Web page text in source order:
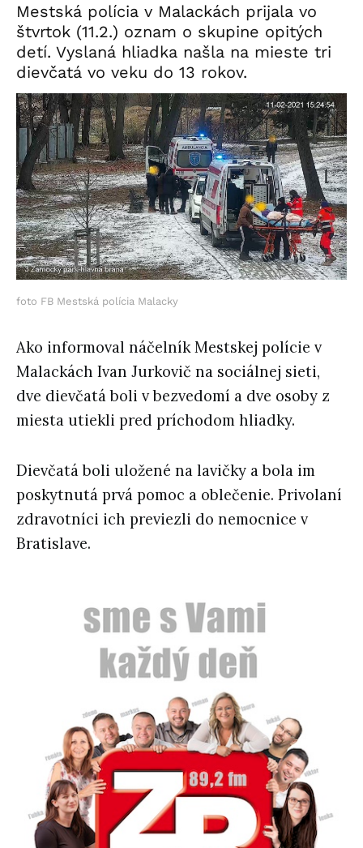
Mestská polícia v Malackách prijala vo
štvrtok (11.2.) oznam o skupine opitých
detí. Vyslaná hliadka našla na mieste tri
dievčatá vo veku do 13 rokov.
foto FB Mestská polícia Malacky
Ako informoval náčelník Mestskej polície v
Malackách Ivan Jurkovič na sociálnej sieti,
dve dievčatá boli v bezvedomí a dve osoby z
miesta utiekli pred príchodom hliadky.
Dievčatá boli uložené na lavičky a bola im
poskytnutá prvá pomoc a oblečenie. Privolaní
zdravotníci ich previezli do nemocnice v
Bratislave.